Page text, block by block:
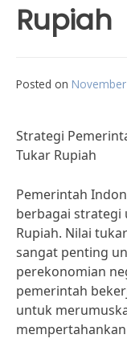
Rupiah
Posted on
Strategi
Tukar Rupiah
Pemerintah
berbagai strategi
Rupiah. Nilai
sangat penting
perekonomian
pemerintah
untuk